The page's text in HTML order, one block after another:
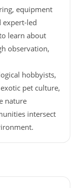
equipment
expert-led
learn about
observation,
hobbyists,
pet culture,
nature
intersect